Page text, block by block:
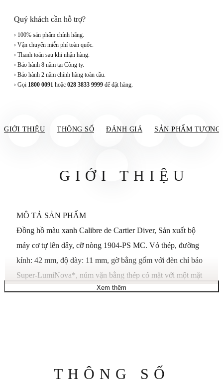
Quý khách cần hỗ trợ?
› 100% sản phẩm chính hãng.
› Vận chuyển miễn phí toàn quốc.
› Thanh toán sau khi nhận hàng.
› Bảo hành 8 năm tại Công ty.
› Bảo hành 2 năm chính hãng toàn cầu.
› Gọi 1800 0091 hoặc 028 3833 9999 để đặt hàng.
GIỚI THIỆU THÔNG SỐ ĐÁNH GIÁ SẢN PHẨM TƯƠNG
GIỚI THIỆU
MÔ TẢ SẢN PHẨM
Đồng hồ màu xanh Calibre de Cartier Diver, Sản xuất bộ
máy cơ tự lên dây, cỡ nòng 1904-PS MC. Vỏ thép, đường
kính: 42 mm, độ dày: 11 mm, gờ bằng gốm với đèn chỉ báo
Super-LumiNova*, núm vặn bằng thép có mặt với một mặt
đá tổng hợp có mặt. Mặt đồng hồ màu xanh ốc sên một
Chống nước ở áp suất 30 bar (khoảng 300 mét). (*Super-
Xem thêm
THÔNG SỐ